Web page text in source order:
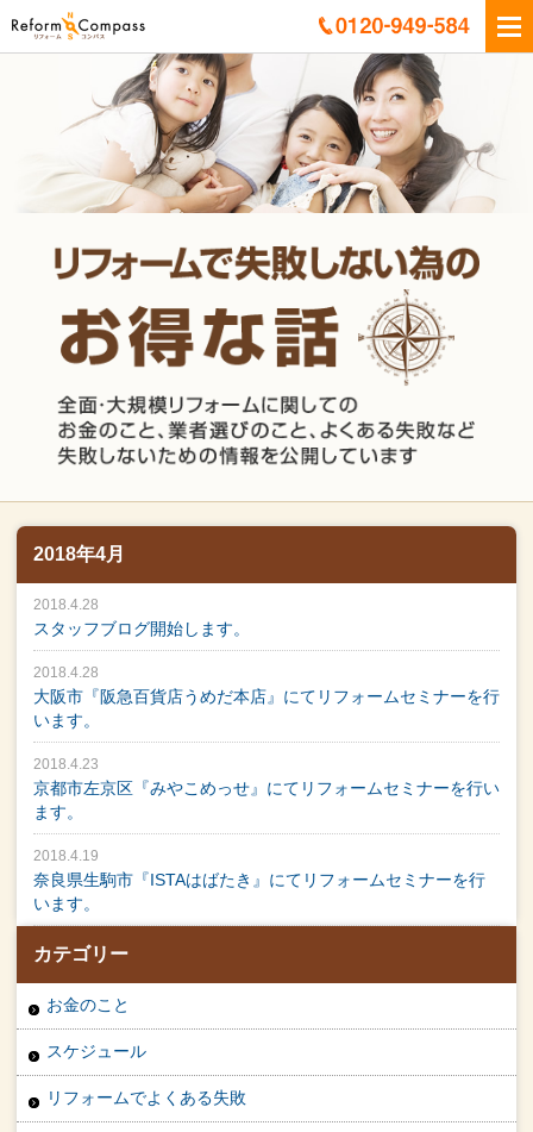
2018年4月
2018.4.28
スタッフブログ開始します。
2018.4.28
大阪市『阪急百貨店うめだ本店』にてリフォームセミナーを行
います。
2018.4.23
京都市左京区『みやこめっせ』にてリフォームセミナーを行い
ます。
2018.4.19
奈良県生駒市『ISTAはばたき』にてリフォームセミナーを行
います。
カテゴリー
お金のこと
スケジュール
リフォームでよくある失敗